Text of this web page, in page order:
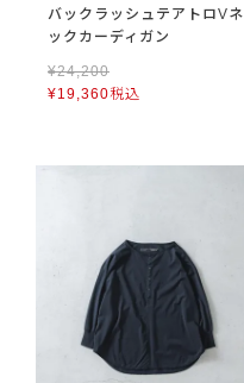
バックラッシュテアトロVネ
ックカーディガン
¥24,200
¥19,360税込